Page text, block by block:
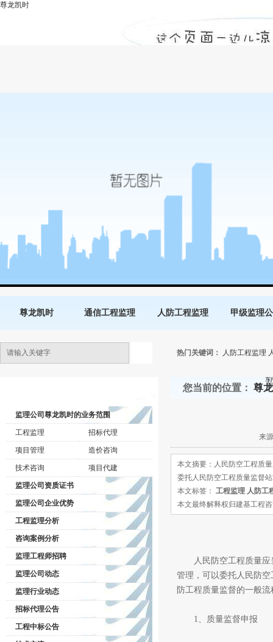
人防工程质量监督的流程是怎样进行的？-
尊龙凯时
尊龙凯时 通信工程监理 人防工程监理 甲级监理
热门关键词： 人防工程监理
监理公司尊龙凯时的业务范围
工程监理 招标代理
项目管理 造价咨询
技术咨询 项目代建
监理公司资质证书
监理公司企业优势
工程监理分析
咨询案例分析
监理工程师招聘
监理公司动态
监理行业动态
招标代理公告
工程中标公告
您当前的位置： 尊
来
本文摘要：人民防空工程质
委托人民防空工程质量监督
本文标签： 工程监理 人防工
本文最终解释权归建基工程咨
人民防空工程质量应当
管理，可以委托人民防
防工程质量监督的一般
1、质量监督申报